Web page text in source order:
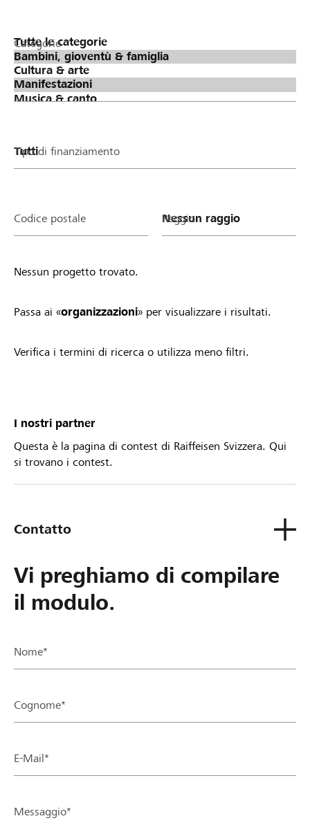
Categorie
Tipo di finanziamento
Codice postale Raggio
Nessun progetto trovato.
Passa ai «organizzazioni» per visualizzare i risultati.
Verifica i termini di ricerca o utilizza meno filtri.
I nostri partner
Questa è la pagina di contest di Raiffeisen Svizzera. Qui
si trovano i contest.
Contatto
Vi preghiamo di compilare
il modulo.
Nome*
Cognome*
E-Mail*
Messaggio*